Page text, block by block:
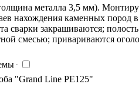
металла 3,5 мм).
нахождения каменных пород
сварки закрашиваются;
смесью; привариваются
"Grand Line PE125"